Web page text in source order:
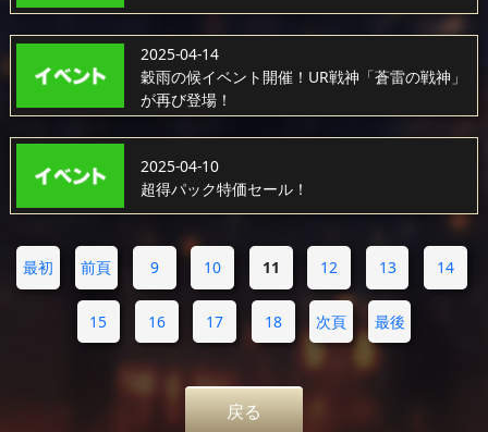
2025-04-14
穀雨の候イベント開催！UR戦神「蒼雷の戦神」
が再び登場！
2025-04-10
超得パック特価セール！
最初 前頁 9 10 11 12 13 14
15 16 17 18 次頁 最後
戻る